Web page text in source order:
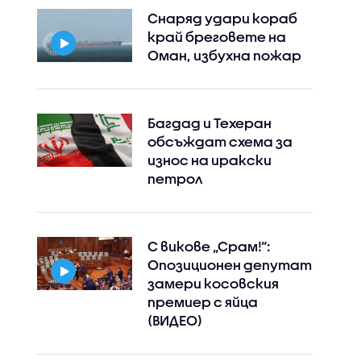
Снаряд удари кораб
край бреговете на
Оман, избухна пожар
Багдад и Техеран
обсъждат схема за
износ на иракски
петрол
С викове „Срам!“:
Опозиционен депутат
замери косовския
премиер с яйца
(ВИДЕО)